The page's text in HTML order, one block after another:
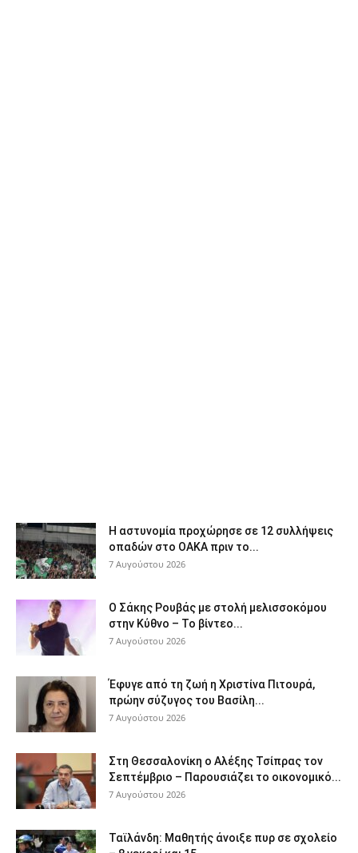
Η αστυνομία προχώρησε σε 12 συλλήψεις
οπαδών στο ΟΑΚΑ πριν το...
7 Αυγούστου 2026
Ο Σάκης Ρουβάς με στολή μελισσοκόμου
στην Κύθνο – Το βίντεο...
7 Αυγούστου 2026
Έφυγε από τη ζωή η Χριστίνα Πιτουρά,
πρώην σύζυγος του Βασίλη...
7 Αυγούστου 2026
Στη Θεσσαλονίκη ο Αλέξης Τσίπρας τον
Σεπτέμβριο – Παρουσιάζει το οικονομικό...
7 Αυγούστου 2026
Ταϊλάνδη: Μαθητής άνοιξε πυρ σε σχολείο